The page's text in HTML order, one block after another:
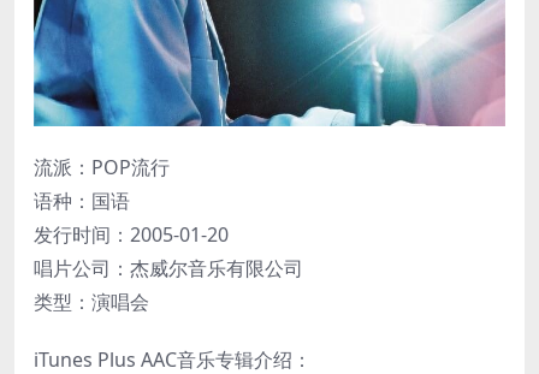
流派：POP流行
语种：国语
发行时间：2005-01-20
唱片公司：杰威尔音乐有限公司
类型：演唱会
iTunes Plus AAC音乐专辑介绍：